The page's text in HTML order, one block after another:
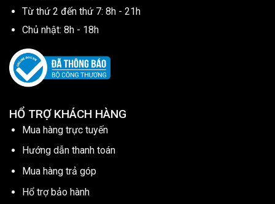
Từ thứ 2 đến thứ 7: 8h - 21h
Chủ nhật: 8h - 18h
HỔ TRỢ KHÁCH HÀNG
Mua hàng trực tuyến
Hướng dẫn thanh toán
Mua hàng trả góp
Hổ trợ bảo hành